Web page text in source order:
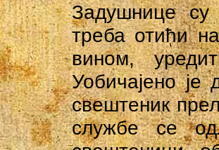
Задушнице су
треба отићи
вином,
Уобичајено је
свештеник
службе се